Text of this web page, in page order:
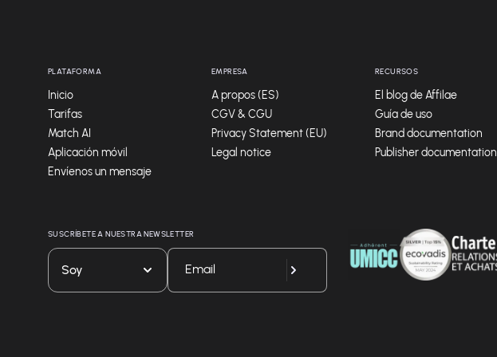
PLATAFORMA
Inicio
Tarifas
Match AI
Aplicación móvil
Envíenos un mensaje
EMPRESA
A propos (ES)
CGV & CGU
Privacy Statement (EU)
Legal notice
RECURSOS
El blog de Affilae
Guía de uso
Brand documentation
Publisher documentation
SUSCRÍBETE A NUESTRA NEWSLETTER
Soy